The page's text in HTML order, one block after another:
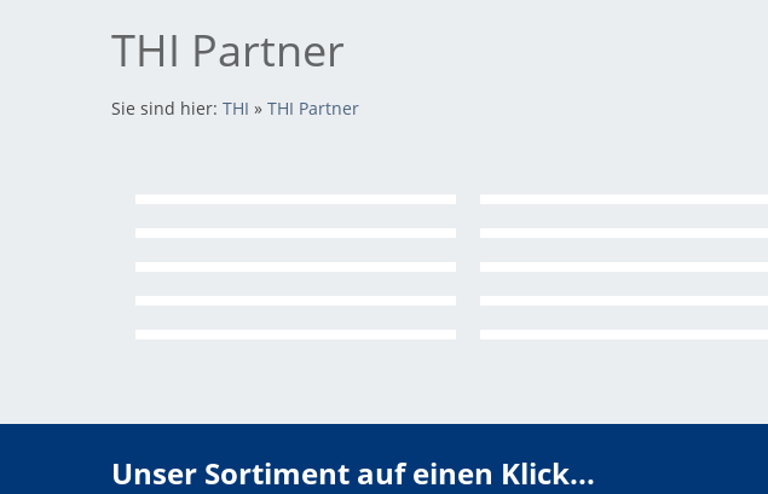
THI Partner
Sie sind hier: THI » THI Partner
Unser Sortiment auf einen Klick...